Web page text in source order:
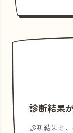
診断結果
診断結果と